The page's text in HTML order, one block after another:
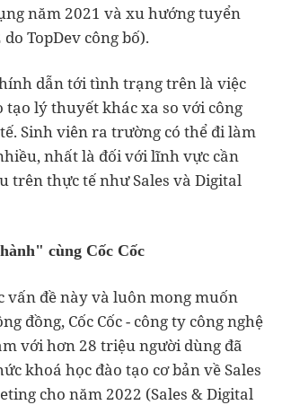
năm 2021 và xu hướng tuyển
TopDev công bố).
dẫn tới tình trạng trên là việc
tạo lý thuyết khác xa so với công
Sinh viên ra trường có thể đi làm
nhất là đối với lĩnh vực cần
trên thực tế như Sales và Digital
cùng Cốc Cốc
vấn đề này và luôn mong muốn
đồng, Cốc Cốc - công ty công nghệ
với hơn 28 triệu người dùng đã
khoá học đào tạo cơ bản về Sales
cho năm 2022 (Sales & Digital